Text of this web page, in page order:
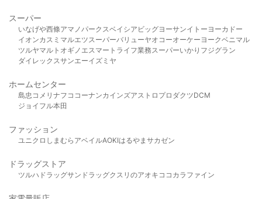
スーパー
いなげや西條アマノパークスベイシア ビッグヨーサンイトーヨーカドー
イオンカスミ マルエツスーパーバリューヤオコーオーケー ヨークベニマル
ツルヤマルト オギノ エスマート ライフ業務スーパーいかり フジグラン
ダイレックスサンエーイズミヤ
ホームセンター
島忠 コメリ ナフコ コーナンカインズアストロプロダクツDCM
ジョイフル本田
ファッション
ユニクロ しまむら アベイルAOKIはるやま サカゼン
ドラッグストア
ツルハドラッグサンドラッグクスリのアオキ ココカラファイン